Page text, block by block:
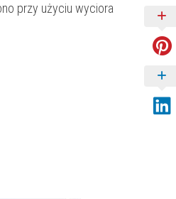
przy użyciu wyciora